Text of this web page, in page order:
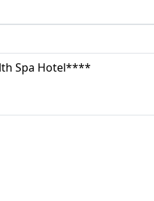
Spa Hotel****